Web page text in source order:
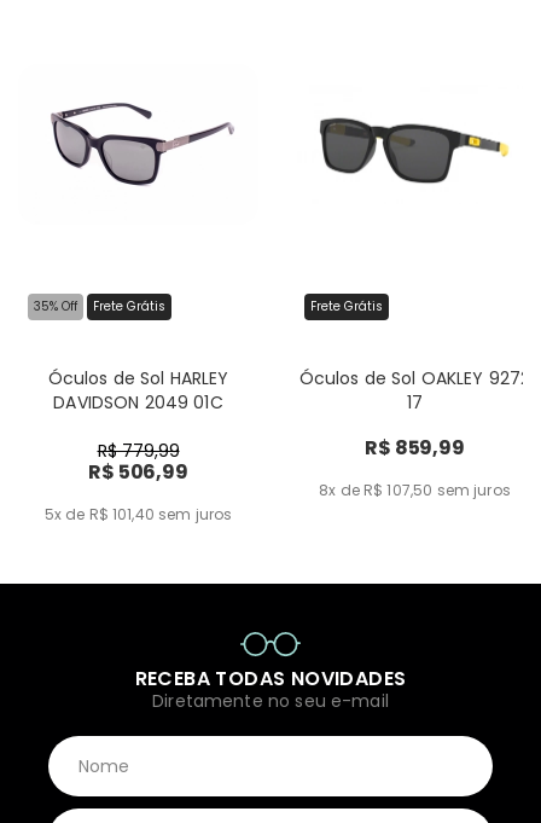
35% Off Frete Grátis
Óculos de Sol HARLEY
DAVIDSON 2049 01C
R$ 779,99
R$ 506,99
5x de R$ 101,40 sem juros
Frete Grátis
Óculos de Sol OAKLEY 9272
17
R$ 859,99
8x de R$ 107,50 sem juros
RECEBA TODAS NOVIDADES
Diretamente no seu e-mail